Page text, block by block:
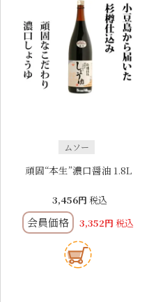
ムソー
頑固“本生”濃口醤油 1.8L
3,456 税込
会員価格 3,352 税込